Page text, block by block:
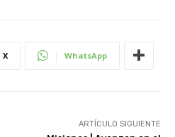
X WhatsApp
ARTÍCULO SIGUIENTE